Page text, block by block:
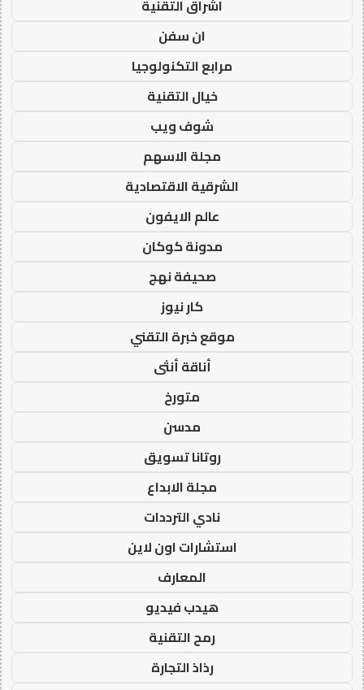
اشراق التقنية
ان سفن
مرابع التكنولوجيا
خيال التقنية
شوف ويب
مجلة الاسهم
الشرقية الاقتصادية
عالم الايفون
مدونة كوكان
صحيفة نهج
كار نيوز
موقع خبرة التقني
أناقة أنثى
متورخ
مدسن
روتانا تسويق
مجلة الابداع
نادي الترددات
استشارات اون لاين
المعارف
هيدب فيديو
رمح التقنية
رذاذ التجارة